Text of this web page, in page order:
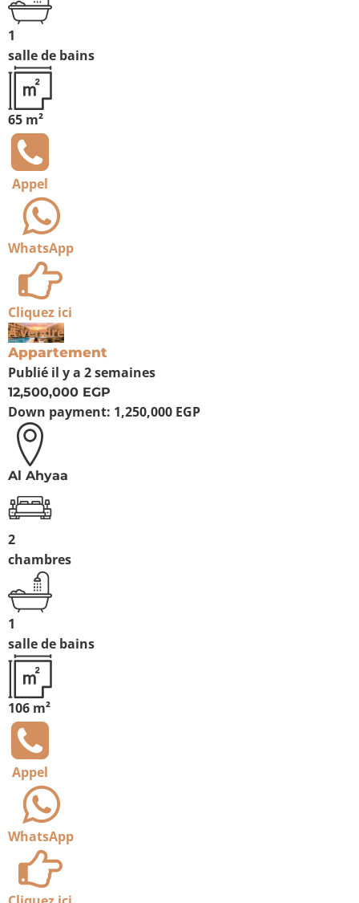
1
salle de bains
65 m²
Appel
WhatsApp
Cliquez ici
À vendre
Appartement
Publié il y a 2 semaines
12,500,000 EGP
Down payment: 1,250,000 EGP
Al Ahyaa
2
chambres
1
salle de bains
106 m²
Appel
WhatsApp